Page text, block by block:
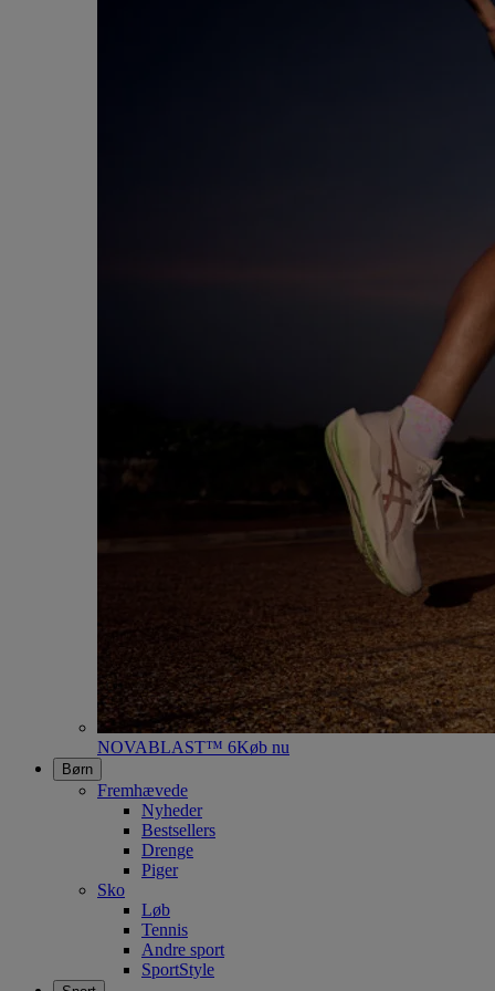
NOVABLAST™ 6Køb nu
Børn
Fremhævede
Nyheder
Bestsellers
Drenge
Piger
Sko
Løb
Tennis
Andre sport
SportStyle